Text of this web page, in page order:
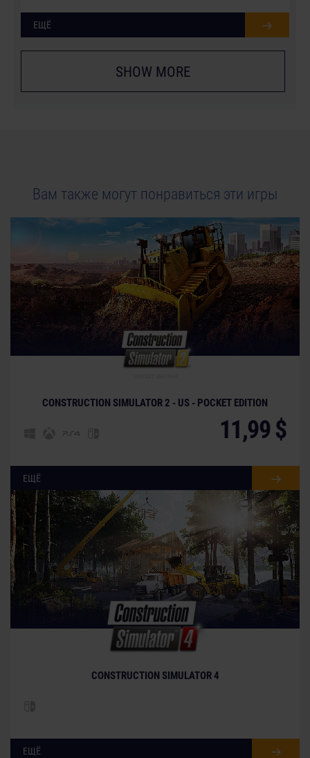
ЕЩЁ
SHOW MORE
Вам также могут понравиться эти игры
CONSTRUCTION SIMULATOR 2 - US - POCKET EDITION
11,99 $
ЕЩЁ
CONSTRUCTION SIMULATOR 4
ЕЩЁ